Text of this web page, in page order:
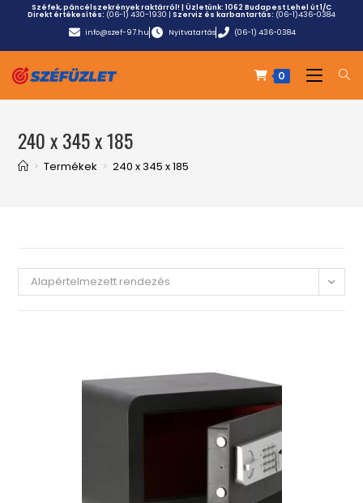
Széfek, páncélszekrények raktárról! | Üzletünk:1062 Budapest Lehel út 1/C
Direkt értékesítés: (06-1) 430-1930 | Szerviz és karbantartás: (06-1)436-0384
info@szef-97.hu
Nyitvatartás (06-1) 436-0384
0
240 x 345 x 185
> Termékek > 240 x 345 x 185
Alapértelmezett rendezés